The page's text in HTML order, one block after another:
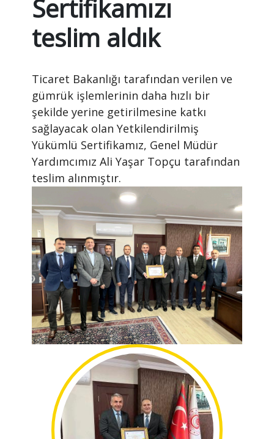
Lütfen
Cevabı
Giriniz
(Güvenlik
Kodu):
15+10
Gönder
Sertifikamızı
teslim aldık
Ticaret Bakanlığı tarafından verilen ve
gümrük işlemlerinin daha hızlı bir
şekilde yerine getirilmesine katkı
sağlayacak olan Yetkilendirilmiş
Yükümlü Sertifikamız, Genel Müdür
Yardımcımız Ali Yaşar Topçu tarafından
teslim alınmıştır.